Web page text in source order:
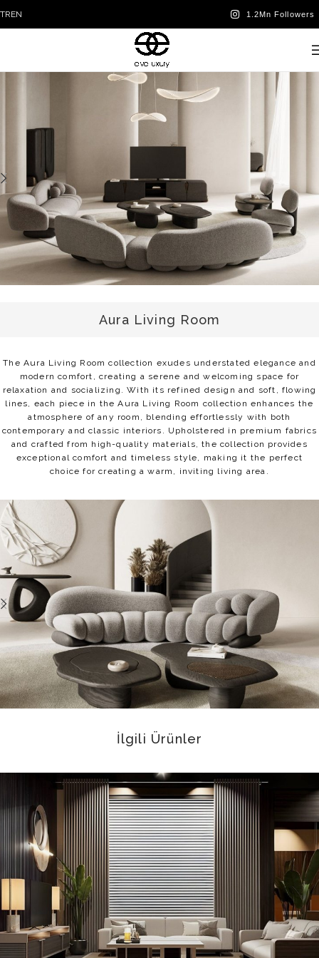
TREN
Aura Living Room
The Aura Living Room collection exudes understated elegance and
modern comfort, creating a serene and welcoming space for
relaxation and socializing. With its refined design and soft, flowing
lines, each piece in the Aura Living Room collection enhances the
atmosphere of any room, blending effortlessly with both
contemporary and classic interiors. Upholstered in premium fabrics
and crafted from high-quality materials, the collection provides
exceptional comfort and timeless style, making it the perfect
choice for creating a warm, inviting living area.
İlgili Ürünler